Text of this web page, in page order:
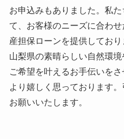
お申込みもありました。私
て、お客様のニーズに合わ
産担保ローンを提供しており
山梨県の素晴らしい自然環境
ご希望を叶えるお手伝いを
より嬉しく思っております
お願いいたします。